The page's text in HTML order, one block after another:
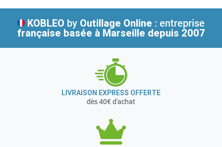
KOBLEO by Outillage Online : entreprise
française basée à Marseille depuis 2007
LIVRAISON EXPRESS OFFERTE
dès 40€ d'achat